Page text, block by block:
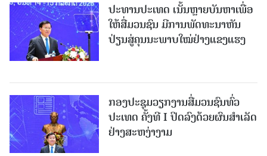
ປະທານປະເທດ ເນັ້ນຫຼາຍບັນຫາເພື່ອ
ໃຫ້ສື່ມວນຊົນ ມີການພັດທະນາຫັນ
ປ່ຽນສູ່ຄຸນນະພາບໃໝ່ຢ່າງແຂງແຮງ
ກອງປະຊຸມວຽກງານສື່ມວນຊົນທົ່ວ
ປະເທດ ຄັ້ງທີ I ປິດລົງດ້ວຍຜົນສໍາເລັດ
ຢ່າງສະຫງ່າງາມ